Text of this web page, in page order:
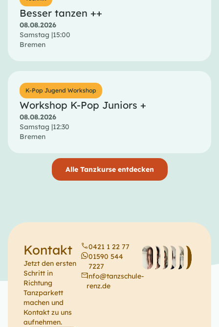
Besser tanzen ++
08.08.2026
Samstag |15:00
Bremen
K-Pop Jugend Workshop
Workshop K-Pop Juniors +
08.08.2026
Samstag |12:30
Bremen
Alle Tanzkurse entdecken
Kontakt
Jetzt den ersten
Schritt in
Richtung
Tanzparkett
machen und
Kontakt zu uns
aufnehmen.
0421 1 22 77
01590 544
7227
info@tanzschule-
renz.de